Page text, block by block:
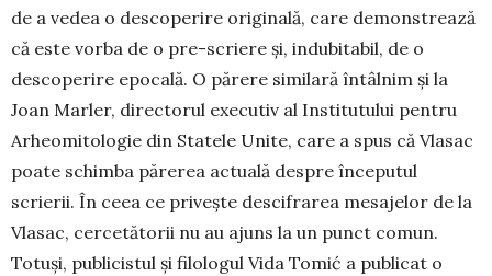
de a vedea o des­coperire ori­ginală, care de­mons­trează
că este vorba de o pre-scriere şi, in­du­bitabil, de o
descoperire epo­cală. O părere simi­lară întâl­nim şi la
Joan Marler, directorul executiv al Institutului pentru
Arheo­mi­to­logie din Statele Unite, care a spus că Vlasac
poate schimba părerea actuală despre începutul
scrierii. În ceea ce priveşte descifrarea me­sajelor de la
Vlasac, cercetătorii nu au ajuns la un punct comun.
Totuşi, pu­blicistul și filologul Vida Tomić a publicat o